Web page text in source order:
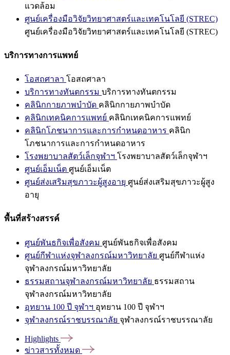
แวดล้อม
ศูนย์เครื่องมือวิจัยวิทยาศาสตร์และเทคโนโลยี (STREC)
ศูนย์เครื่องมือวิจัยวิทยาศาสตร์และเทคโนโลยี (STREC)
บริการทางการแพทย์
โอสถศาลา โอสถศาลา
บริการทางทันตกรรม บริการทางทันตกรรม
คลินิกกายภาพบำบัด คลินิกกายภาพบำบัด
คลินิกเทคนิคการแพทย์ คลินิกเทคนิคการแพทย์
คลินิกโภชนาการและการกำหนดอาหาร คลินิก
โภชนาการและการกำหนดอาหาร
โรงพยาบาลสัตว์เล็กจุฬาฯ โรงพยาบาลสัตว์เล็กจุฬาฯ
ศูนย์เอ็มเน็ต ศูนย์เอ็มเน็ต
ศูนย์ส่งเสริมสุขภาวะผู้สูงอายุ ศูนย์ส่งเสริมสุขภาวะผู้สูง
อายุ
พื้นที่สร้างสรรค์
ศูนย์พันธกิจเพื่อสังคม ศูนย์พันธกิจเพื่อสังคม
ศูนย์กีฬาแห่งจุฬาลงกรณ์มหาวิทยาลัย ศูนย์กีฬาแห่ง
จุฬาลงกรณ์มหาวิทยาลัย
ธรรมสถานจุฬาลงกรณ์มหาวิทยาลัย ธรรมสถาน
จุฬาลงกรณ์มหาวิทยาลัย
อุทยาน 100 ปี จุฬาฯ อุทยาน 100 ปี จุฬาฯ
จุฬาลงกรณ์ราชบรรณาลัย จุฬาลงกรณ์ราชบรรณาลัย
Highlights
ข่าวสารทั้งหมด